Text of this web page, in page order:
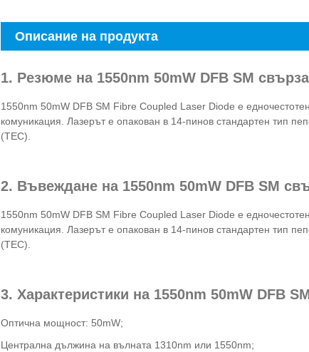
Описание на продукта
1. Резюме на 1550nm 50mW DFB SM
1550nm 50mW DFB SM Fibre Coupled Laser Diode е
комуникация. Лазерът е опакован в 14-пинов стандартен тип
(TEC).
2. Въвеждане на 1550nm 50mW DFB SM
1550nm 50mW DFB SM Fibre Coupled Laser Diode е
комуникация. Лазерът е опакован в 14-пинов стандартен тип
(TEC).
3. Характеристики на 1550nm 50mW DFB
Оптична мощност: 50mW;
Централна дължина на вълната 1310nm или 1550nm;